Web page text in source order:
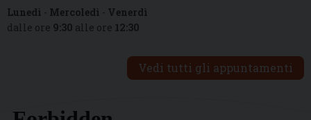
Lunedì - Mercoledì - Venerdì
dalle ore 9:30 alle ore 12:30
Vedi tutti gli appuntamenti